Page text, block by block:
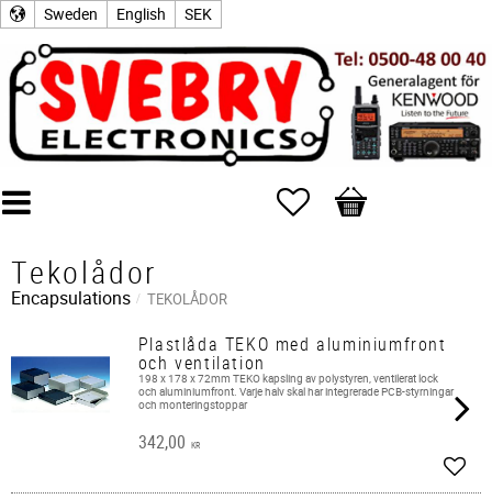
Sweden English SEK
Favorites
Basket
Tekolådor
Encapsulations TEKOLÅDOR
Plastlåda TEKO med aluminiumfront
och ventilation
198 x 178 x 72mm TEKO kapsling av polystyren, ventilerat lock
och aluminiumfront. Varje halv skal har integrerade PCB-styrningar
och monteringstoppar
342,00 KR
Add